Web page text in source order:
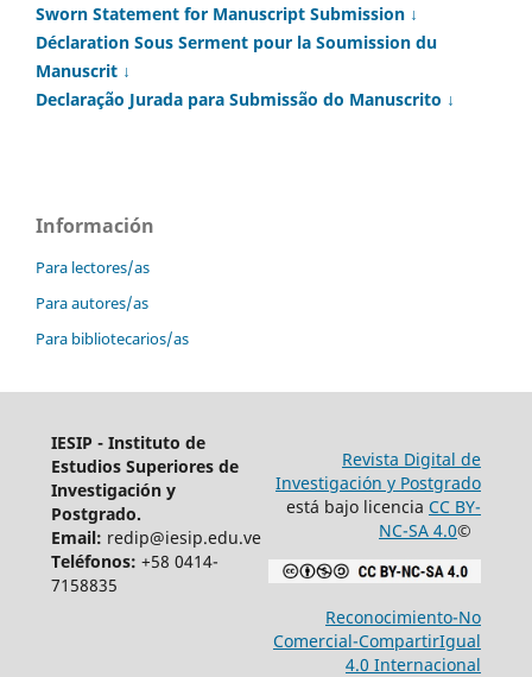
Sworn Statement for Manuscript Submission ↓
Déclaration Sous Serment pour la Soumission du
Manuscrit ↓
Declaração Jurada para Submissão do Manuscrito ↓
Información
Para lectores/as
Para autores/as
Para bibliotecarios/as
IESIP - Instituto de
Estudios Superiores de
Investigación y
Postgrado.
Email: redip@iesip.edu.ve
Teléfonos: +58 0414-
7158835
Revista Digital de
Investigación y Postgrado
está bajo licencia CC BY-
NC-SA 4.0©
Reconocimiento-No
Comercial-CompartirIgual
4.0 Internacional